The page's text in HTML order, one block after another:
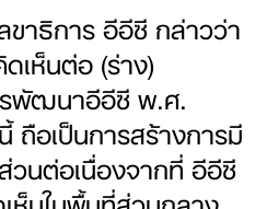
าธิการ อีอีซี กล่าวว่า
เห็นต่อ (ร่าง)
พัฒนาอีอีซี พ.ศ.
ถือเป็นการสร้างการมี
นต่อเนื่องจากที่ อีอีซี